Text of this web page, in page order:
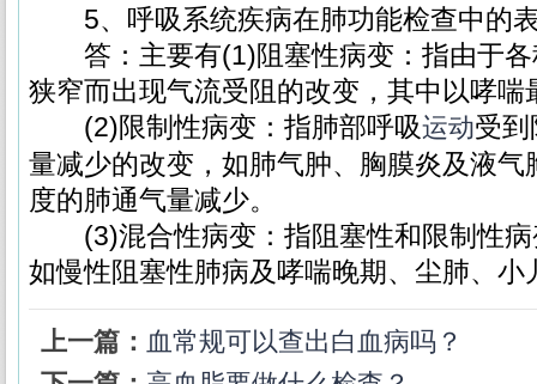
5、呼吸系统疾病在肺功能检查中的
答：主要有(1)阻塞性病变：指由于各
狭窄而出现气流受阻的改变，其中以哮喘
(2)限制性病变：指肺部呼吸运动受
量减少的改变，如肺气肿、胸膜炎及液气
度的肺通气量减少。
(3)混合性病变：指阻塞性和限制性病
如慢性阻塞性肺病及哮喘晚期、尘肺、小
上一篇： 血常规可以查出白血病吗？